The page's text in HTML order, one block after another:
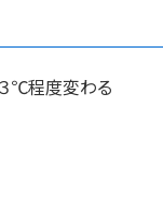
℃程度変わる